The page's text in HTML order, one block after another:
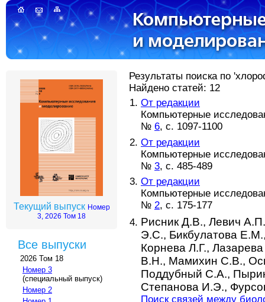
Текущий выпуск Номер
3, 2026 Том 18
Все выпуски
2026 Том 18
Номер 3
(специальный выпуск)
Номер 2
Результаты поиска по
Найдено статей: 12
От редакции
Компьютерные
№ 6, с. 1097-1100
От редакции
Компьютерные
№ 3, с. 485-489
От редакции
Компьютерные
№ 2, с. 175-177
Рисник Д.В., Левич
Э.С., Бикбулатова
Корнева Л.Г.,
В.Н., Мамихин С.В.,
Поддубный С.А.,
Степанова И.Э.,
Поиск связей между